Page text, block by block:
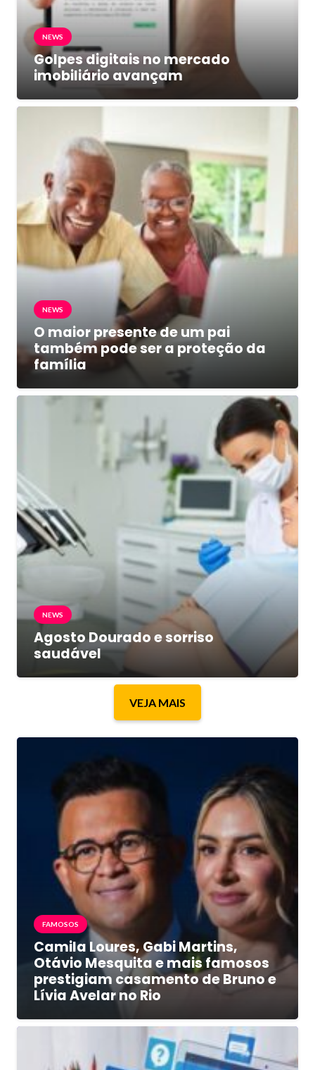
NEWS
Golpes digitais no mercado
imobiliário avançam
NEWS
O maior presente de um pai
também pode ser a proteção da
família
NEWS
Agosto Dourado e sorriso
saudável
VEJA MAIS
FAMOSOS
Camila Loures, Gabi Martins,
Otávio Mesquita e mais famosos
prestigiam casamento de Bruno e
Lívia Avelar no Rio